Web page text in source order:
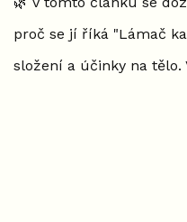
proč se jí říká "Lámač
složení a účinky na tělo.